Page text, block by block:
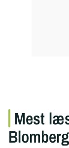
Mest
Blomberg